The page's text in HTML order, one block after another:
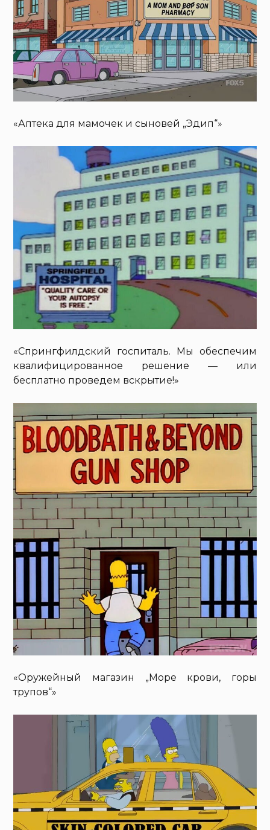
«Аптека для мамочек и сыновей „Эдип“»
«Спрингфилдский госпиталь. Мы обеспечим
квалифицированное решение — или
бесплатно проведем вскрытие!»
«Оружейный магазин „Море крови, горы
трупов“»